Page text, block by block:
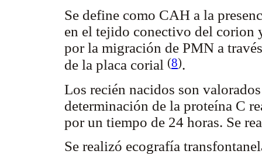
Se define como CAH a la
en el tejido conectivo del corion
por la migración de PMN a
de la placa corial (8).
Los recién nacidos son
determinación de la proteína C
por un tiempo de 24 horas. Se
Se realizó ecografía